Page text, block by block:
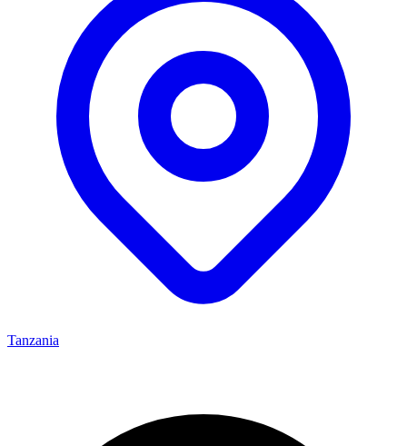
Tanzania